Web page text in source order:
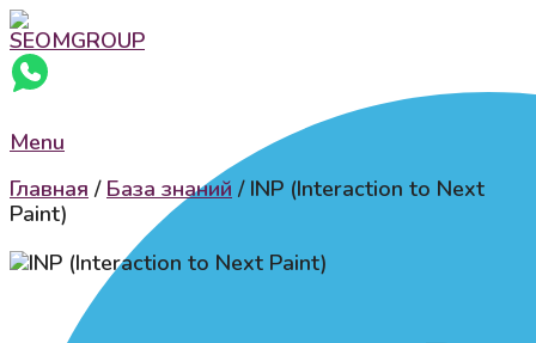
Menu
Главная / База знаний / INP (Interaction to Next
Paint)